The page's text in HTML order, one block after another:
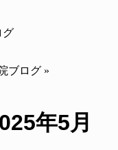
グ
ブログ »
年5月